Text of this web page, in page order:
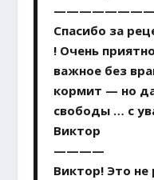
Спасибо за
! Очень
важное без
кормит — но
свободы … с
Виктор
————
Виктор! Это